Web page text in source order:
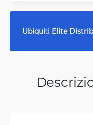
Ubiquiti Elite